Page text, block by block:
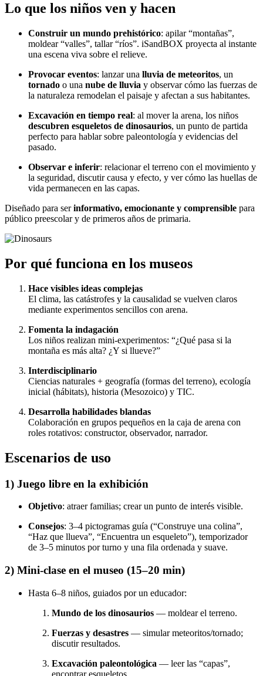
Lo que los niños ven y hacen
Construir un mundo prehistórico: apilar “montañas”,
moldear “valles”, tallar “ríos”. iSandBOX proyecta al instante
una escena viva sobre el relieve.
Provocar eventos: lanzar una lluvia de meteoritos, un
tornado o una nube de lluvia y observar cómo las fuerzas de
la naturaleza remodelan el paisaje y afectan a sus habitantes.
Excavación en tiempo real: al mover la arena, los niños
descubren esqueletos de dinosaurios, un punto de partida
perfecto para hablar sobre paleontología y evidencias del
pasado.
Observar e inferir: relacionar el terreno con el movimiento y
la seguridad, discutir causa y efecto, y ver cómo las huellas de
vida permanecen en las capas.
Diseñado para serinformativo, emocionante y comprensible para
público preescolar y de primeros años de primaria.
Por qué funciona en los museos
Hace visibles ideas complejas
El clima, las catástrofes y la causalidad se vuelven claros
mediante experimentos sencillos con arena.
Fomenta la indagación
Los niños realizan mini-experimentos: “¿Qué pasa si la
montaña es más alta? ¿Y si llueve?”
Interdisciplinario
Ciencias naturales + geografía (formas del terreno), ecología
inicial (hábitats), historia (Mesozoico) y TIC.
Desarrolla habilidades blandas
Colaboración en grupos pequeños en la caja de arena con
roles rotativos: constructor, observador, narrador.
Escenarios de uso
1) Juego libre en la exhibición
Objetivo: atraer familias; crear un punto de interés visible.
Consejos: 3–4 pictogramas guía (“Construye una colina”,
“Haz que llueva”, “Encuentra un esqueleto”), temporizador
de 3–5 minutos por turno y una fila ordenada y suave.
2) Mini-clase en el museo (15–20 min)
Hasta 6–8 niños, guiados por un educador:
Mundo de los dinosaurios — moldear el terreno.
Fuerzas y desastres — simular meteoritos/tornado;
discutir resultados.
Excavación paleontológica — leer las “capas”,
encontrar esqueletos.